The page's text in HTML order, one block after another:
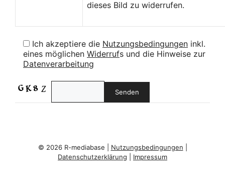
dieses Bild zu widerrufen.
Ich akzeptiere die Nutzungsbedingungen inkl.
eines möglichen Widerrufs und die Hinweise zur
Datenverarbeitung
© 2026 R-mediabase | Nutzungsbedingungen
Datenschutzerklärung
Impressum